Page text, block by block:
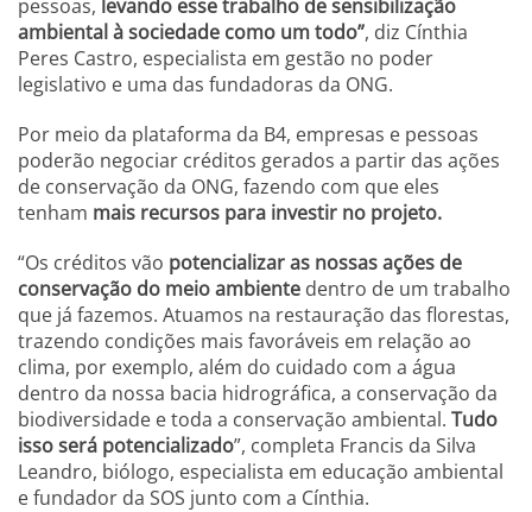
pessoas, levando esse trabalho de sensibilização
ambiental à sociedade como um todo”, diz Cínthia
Peres Castro, especialista em gestão no poder
legislativo e uma das fundadoras da ONG.
Por meio da plataforma da B4, empresas e pessoas
poderão negociar créditos gerados a partir das ações
de conservação da ONG, fazendo com que eles
tenham mais recursos para investir no projeto.
“Os créditos vão potencializar as nossas ações de
conservação do meio ambiente dentro de um trabalho
que já fazemos. Atuamos na restauração das florestas,
trazendo condições mais favoráveis em relação ao
clima, por exemplo, além do cuidado com a água
dentro da nossa bacia hidrográfica, a conservação da
biodiversidade e toda a conservação ambiental. Tudo
isso será potencializado”, completa Francis da Silva
Leandro, biólogo, especialista em educação ambiental
e fundador da SOS junto com a Cínthia.